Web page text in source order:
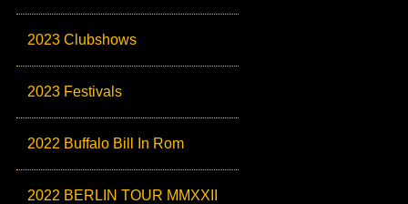
2023 Clubshows
2023 Festivals
2022 Buffalo Bill In Rom
2022 BERLIN TOUR MMXXII